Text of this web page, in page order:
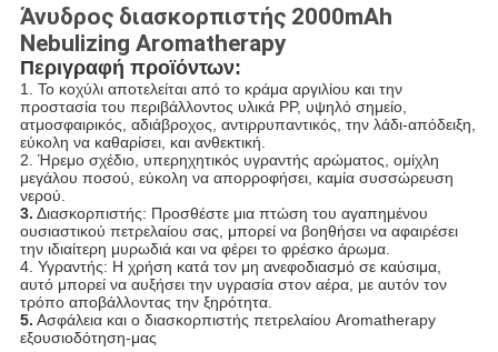
Άνυδρος διασκορπιστής 2000mAh
Nebulizing Aromatherapy
Περιγραφή προϊόντων:
1. Το κοχύλι αποτελείται από το κράμα αργιλίου και την
προστασία του περιβάλλοντος υλικά PP, υψηλό σημείο,
ατμοσφαιρικός, αδιάβροχος, αντιρρυπαντικός, την λάδι-απόδειξη,
εύκολη να καθαρίσει, και ανθεκτική.
2. Ήρεμο σχέδιο, υπερηχητικός υγραντής αρώματος, ομίχλη
μεγάλου ποσού, εύκολη να απορροφήσει, καμία συσσώρευση
νερού.
3. Διασκορπιστής: Προσθέστε μια πτώση του αγαπημένου
ουσιαστικού πετρελαίου σας, μπορεί να βοηθήσει να αφαιρέσει
την ιδιαίτερη μυρωδιά και να φέρει το φρέσκο άρωμα.
4. Υγραντής: Η χρήση κατά τον μη ανεφοδιασμό σε καύσιμα,
αυτό μπορεί να αυξήσει την υγρασία στον αέρα, με αυτόν τον
τρόπο αποβάλλοντας την ξηρότητα.
5. Ασφάλεια και ο διασκορπιστής πετρελαίου Aromatherapy
εξουσιοδότηση-μας